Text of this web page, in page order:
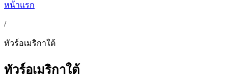
หน้าแรก
/
ทัวร์อเมริกาใต้
ทัวร์อเมริกาใต้